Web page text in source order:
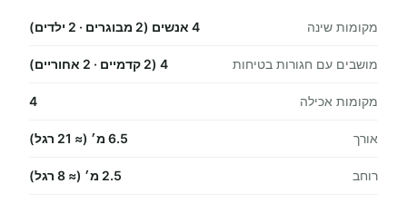
מקומות שינה 4 אנשים (2 מבוגרים · 2 ילדים)
מושבים עם חגורות בטיחות 4 (2 קדמיים · 2 אחוריים)
מקומות אכילה 4
אורך 6.5 מ׳ (≈ 21 רגל)
רוחב 2.5 מ׳ (≈ 8 רגל)